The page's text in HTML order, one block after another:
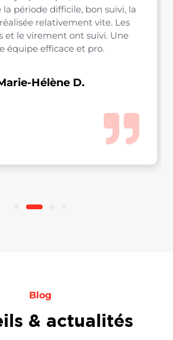
la période difficile, bon suivi, la
relativement vite. Les
et le virement ont suivi. Une
équipe efficace et pro.
Hélène D.
Blog
& actualités